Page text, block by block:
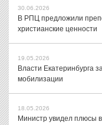
30.06.2026
В РПЦ предложили
христианские ценности
19.05.2026
Власти Екатеринбурга
мобилизации
18.05.2026
Министр увидел плюсы